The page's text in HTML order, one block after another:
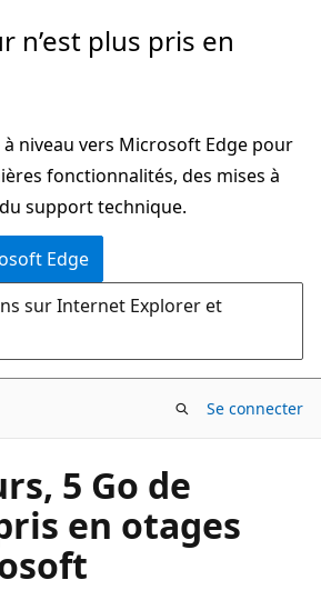
n’est plus pris en
niveau vers Microsoft Edge pour
fonctionnalités, des mises à
support technique.
Edge
sur Internet Explorer et
Se connecter
5 Go de
en otages